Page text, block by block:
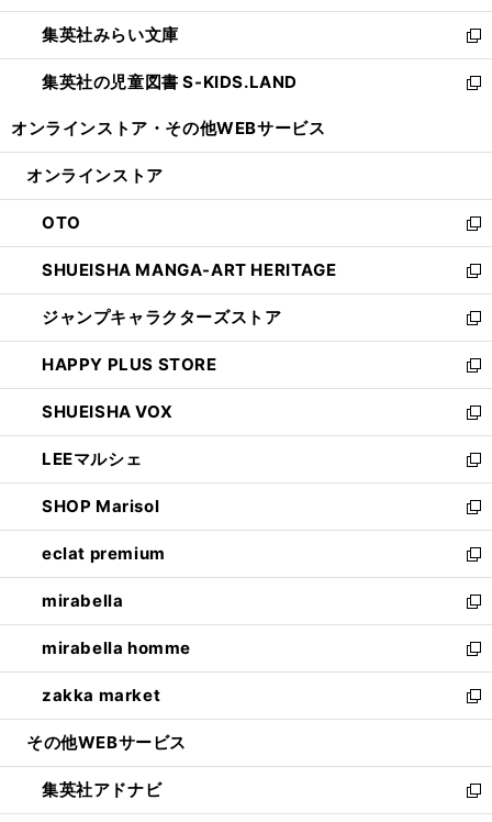
開
く
ウ
で
開
く
ン
ド
ウ
で
ウ
ィ
ン
ド
開
集英社みらい文庫
新
し
い
ン
ウ
で
開
く
集英社の児童図書 S-KIDS.LAND
新
ウ
ン
ド
ウ
で
開
く
オンラインストア・ その他WEBサービス
オンラインストア
OTO
新
し
い
ウ
ィ
ン
ド
ウ
で
開
く
SHUEISHA MANGA-ART HERITAGE
新
し
い
ウ
ィ
ン
ド
ウ
で
開
く
ジャンプキャラクターズストア
新
し
い
ウ
ィ
ン
ド
ウ
で
開
く
HAPPY PLUS STORE
新
し
い
ウ
ィ
ン
ド
ウ
で
開
く
SHUEISHA VOX
新
し
い
ウ
ィ
ン
ド
ウ
で
開
く
LEEマルシェ
新
し
い
ウ
ィ
ン
ド
ウ
で
開
く
SHOP Marisol
新
し
い
ウ
ィ
ン
ド
ウ
で
開
eclat premium
新
し
い
ウ
ィ
ン
ド
ウ
開
く
mirabella
新
し
い
ウ
ィ
ン
ウ
で
開
mirabella homme
新
し
い
ウ
ン
ド
ウ
zakka market
新
し
ウ
ィ
ン
その他WEBサービス
集英社アドナビ
新
し